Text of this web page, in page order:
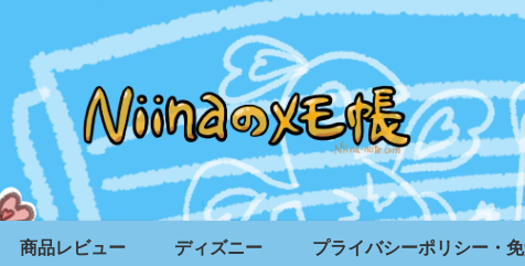
商品レビュー ディズニー プライバシーポリシー・